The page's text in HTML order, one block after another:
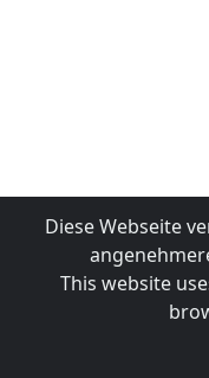
Diese Webseite
This website